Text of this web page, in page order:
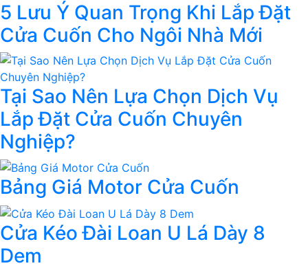
5 Lưu Ý Quan Trọng Khi Lắp Đặt
Cửa Cuốn Cho Ngôi Nhà Mới
Tại Sao Nên Lựa Chọn Dịch Vụ
Lắp Đặt Cửa Cuốn Chuyên
Nghiệp?
Bảng Giá Motor Cửa Cuốn
Cửa Kéo Đài Loan U Lá Dày 8
Dem